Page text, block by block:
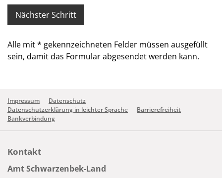
Alle mit* gekennzeichneten Felder müssen ausgefüllt
sein, damit das Formular abgesendet werden kann.
Impressum
Datenschutz
Datenschutzerklärung in leichter Sprache
Barrierefreiheit
Bankverbindung
Kontakt
Amt Schwarzenbek-Land